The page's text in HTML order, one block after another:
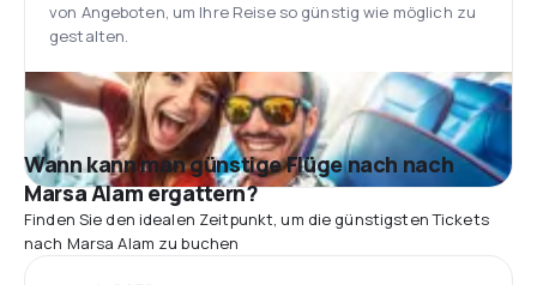
von Angeboten, um Ihre Reise so günstig wie möglich zu
gestalten.
Wann kann man günstige Flüge nach nach
Marsa Alam ergattern?
Finden Sie den idealen Zeitpunkt, um die günstigsten Tickets
nach Marsa Alam zu buchen